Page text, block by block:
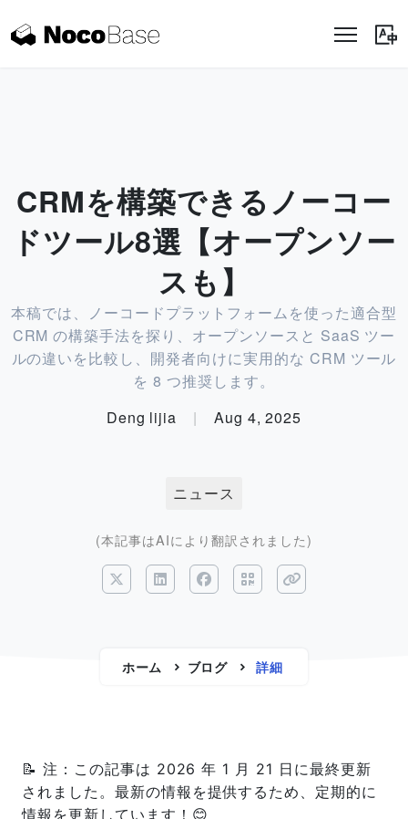
CRMを構築できるノーコー
ドツール8選【オープンソー
スも】
本稿では、ノーコードプラットフォームを使った適合型
CRM の構築手法を探り、オープンソースと SaaS ツー
ルの違いを比較し、開発者向けに実用的な CRM ツール
を 8 つ推奨します。
Deng lijia
| Aug 4, 2025
ニュース
(本記事はAIにより翻訳されました)
ホーム ブログ 詳細
📝 注：この記事は 2026 年 1 月 21 日に最終更新
されました。最新の情報を提供するため、定期的に
情報を更新しています！😊